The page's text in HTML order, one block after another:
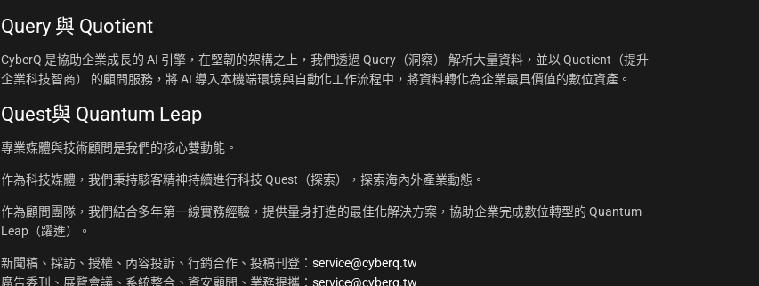
Query 與 Quotient
CyberQ 是協助企業成長的 AI 引擎，在堅韌的架構之上，我們透過 Query（洞察） 解析大量資料，並以 Quotient（提升
企業科技智商） 的顧問服務，將 AI 導入本機端環境與自動化工作流程中，將資料轉化為企業最具價值的數位資產。
Quest與 Quantum Leap
專業媒體與技術顧問是我們的核心雙動能。
作為科技媒體，我們秉持駭客精神持續進行科技 Quest（探索），探索海內外產業動態。
作為顧問團隊，我們結合多年第一線實務經驗，提供量身打造的最佳化解決方案，協助企業完成數位轉型的 Quantum
Leap（躍進）。
新聞稿、採訪、授權、內容投訴、行銷合作、投稿刊登： service@cyberq.tw
廣告委刊、展覽會議、系統整合、資安顧問、業務提攜： service@cyberq.tw